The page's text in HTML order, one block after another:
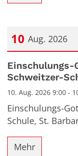
10 Aug. 2026
Datum: 10.
Schweitzer-
10. Aug. 2026 9:00 -
Einschulungs-
Schule, St.
Mehr